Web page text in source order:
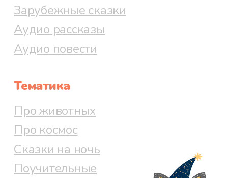
Зарубежные сказки
Аудио рассказы
Аудио повести
Тематика
Про животных
Про космос
Сказки на ночь
Поучительные